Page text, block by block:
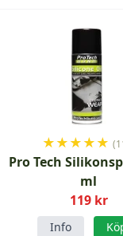
★★★★★
Pro Tech
ml
119 kr
Info